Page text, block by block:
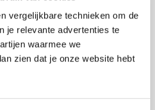
vergelijkbare technieken om de
je relevante advertenties te
waarmee we
zien dat je onze website hebt
de Gooijer
door onze